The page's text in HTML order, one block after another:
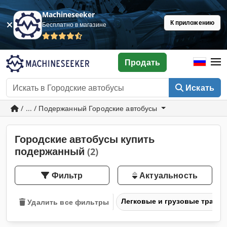
Machineseeker
Бесплатно в магазине К приложению
Искать
Продать
/ ... / Подержанный Городские автобусы
Городские автобусы купить
подержанный (2)
Фильтр Актуальность
Удалить все фильтры Легковые и грузовые